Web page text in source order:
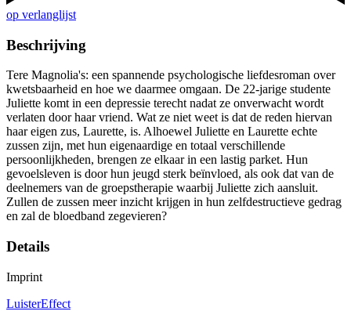
op verlanglijst
Beschrijving
Tere Magnolia's: een spannende psychologische liefdesroman over
kwetsbaarheid en hoe we daarmee omgaan. De 22-jarige studente
Juliette komt in een depressie terecht nadat ze onverwacht wordt
verlaten door haar vriend. Wat ze niet weet is dat de reden hiervan
haar eigen zus, Laurette, is. Alhoewel Juliette en Laurette echte
zussen zijn, met hun eigenaardige en totaal verschillende
persoonlijkheden, brengen ze elkaar in een lastig parket. Hun
gevoelsleven is door hun jeugd sterk beïnvloed, als ook dat van de
deelnemers van de groepstherapie waarbij Juliette zich aansluit.
Zullen de zussen meer inzicht krijgen in hun zelfdestructieve gedrag
en zal de bloedband zegevieren?
Details
Imprint
LuisterEffect